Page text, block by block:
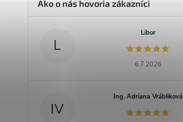
L
Libor
6.7.2026
IV
Ing. Adriana Vrábliková